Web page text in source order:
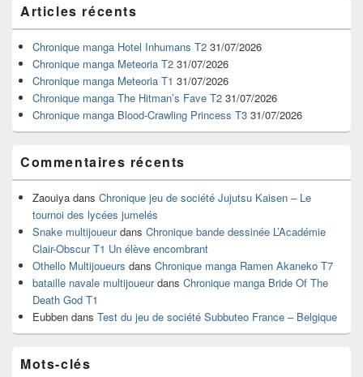
principale
de
widget
pour
barre
latérale
Articles récents
Chronique manga Hotel Inhumans T2 31/07/2026
Chronique manga Meteoria T2 31/07/2026
Chronique manga Meteoria T1 31/07/2026
Chronique manga The Hitman’s Fave T2 31/07/2026
Chronique manga Blood-Crawling Princess T3 31/07/2026
Commentaires récents
Zaouiya dans Chronique jeu de société Jujutsu Kaisen – Le
tournoi des lycées jumelés
Snake multijoueurdans Chronique bande dessinée L’Académie
Clair-Obscur T1 Un élève encombrant
Othello Multijoueurs dans Chronique manga Ramen Akaneko T7
bataille navale multijoueurdans Chronique manga Bride Of The
Death God T1
Eubben dans Test du jeu de société Subbuteo France – Belgique
Mots-clés